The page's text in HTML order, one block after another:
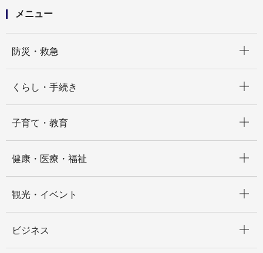
メニュー
防災・救急
くらし・手続き
子育て・教育
健康・医療・福祉
観光・イベント
ビジネス